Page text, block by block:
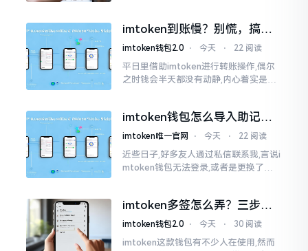
清楚了
imtoken到账慢？别慌，搞懂
这几点比啥都强
imtoken钱包2.0 ⋅ 今天 ⋅ 22 阅读
平日里借助imtoken进行转账操作,偶尔
之时钱会半天都没有动静,内心着实是挺
这个东西呢
imtoken钱包怎么导入助记
词？手把手教你找回资产
imtoken唯一官网 ⋅ 今天 ⋅ 22 阅读
近些日子,好多友人通过私信联系我,言说i
mtoken钱包无法登录,或者是更换了手
imtoken多签怎么弄？三步搞
定，资产更安全
imtoken钱包2.0 ⋅ 今天 ⋅ 30 阅读
imtoken这款钱包有不少人在使用,然而